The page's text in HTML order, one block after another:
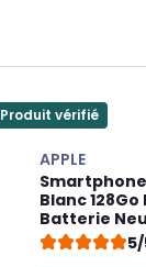
Produit vérifié
APPLE
Smartphone
Blanc
Batterie